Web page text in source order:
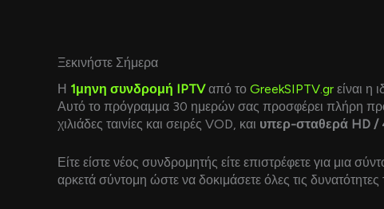
Ξεκινήστε Σήμερα
Η 1μηνη συνδρομή IPTVαπό το GreekSIPTV.gr είναι η
Αυτό το πρόγραμμα 30 ημερών σας προσφέρει πλήρη
χιλιάδες ταινίες και σειρές VOD, και υπερ-σταθερά HD /
Είτε είστε νέος συνδρομητής είτε επιστρέφετε για μια
αρκετά σύντομη ώστε να δοκιμάσετε όλες τις